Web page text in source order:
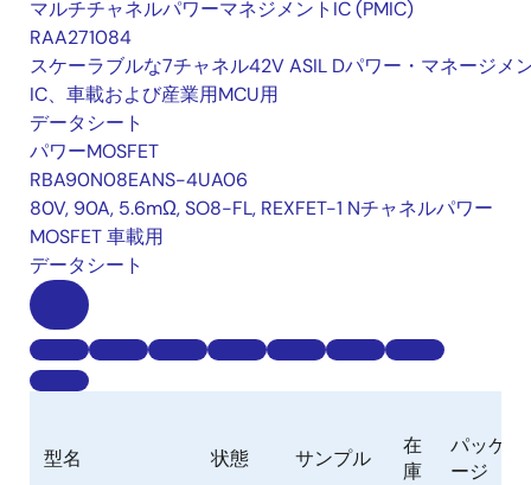
マルチチャネルパワーマネジメントIC (PMIC)
RAA271084
スケーラブルな7チャネル42V ASIL Dパワー・マネージメ
IC、車載および産業用MCU用
データシート
パワーMOSFET
RBA90N08EANS-4UA06
80V, 90A, 5.6mΩ, SO8-FL, REXFET-1 Nチャネルパワー
MOSFET 車載用
データシート
型名 状態 サンプル
在
庫
パッケ
ージ